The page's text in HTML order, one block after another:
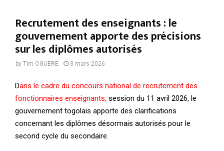
Recrutement des enseignants : le
gouvernement apporte des précisions
sur les diplômes autorisés
by Tim OGUERE 3 mars 2026
Dans le cadre du concours national de recrutement des
fonctionnaires enseignants, session du 11 avril 2026, le
gouvernement togolais apporte des clarifications
concernant les diplômes désormais autorisés pour le
second cycle du secondaire.